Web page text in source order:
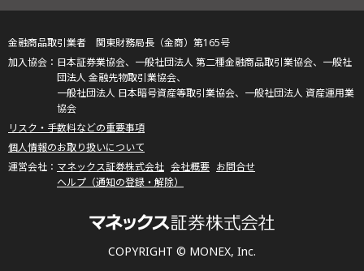
COPYRIGHT © MONEX, Inc.
金融商品取引業者 関東財務局長（金商）第165号
日本証券業協会、一般社団法人 第二種金融商品取引業協会、一般社
団法人 金融先物取引業協会、
一般社団法人 日本暗号資産等取引業協会、一般社団法人 資産運用業
協会
リスク・手数料などの重要事項
個人情報のお取り扱いについて
マネックス証券株式会社 会社概要 お問合せ
ヘルプ（通知の登録・解除）